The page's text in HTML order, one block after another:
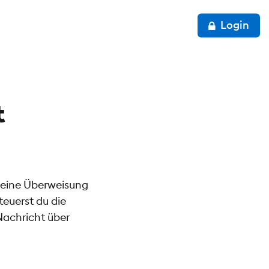
Login
Überweisung
du die
über